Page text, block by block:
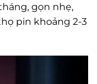
gọn nhẹ,
pin khoảng 2-3